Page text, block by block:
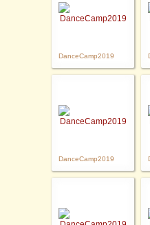
DanceCamp2019
DanceCamp2019